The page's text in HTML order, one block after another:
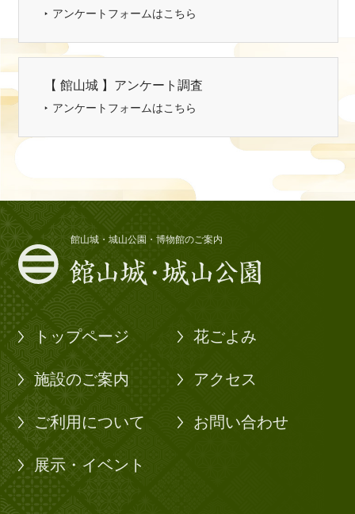
アンケートフォームはこちら
【 館山城 】アンケート調査
アンケートフォームはこちら
館山城・城山公園・博物館のご案内
トップページ
施設のご案内
ご利用について
展示・イベント
花ごよみ
アクセス
お問い合わせ